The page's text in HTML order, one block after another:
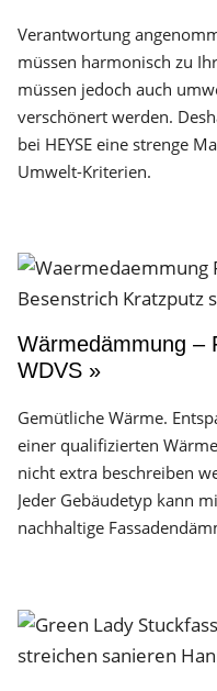
Verantwortung
müssen harmonisch zu
müssen jedoch auch
verschönert werden.
bei HEYSE eine strenge
Umwelt-Kriterien.
Wärmedämmung –
WDVS »
Gemütliche Wärme.
einer qualifizierten
nicht extra beschreiben
Jeder Gebäudetyp kann
nachhaltige